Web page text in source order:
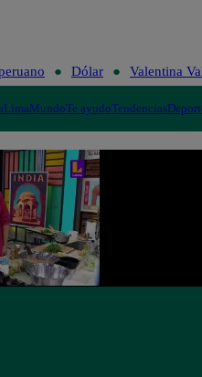
Dólar Valentina
LimaMundoTe ayudoTendencias